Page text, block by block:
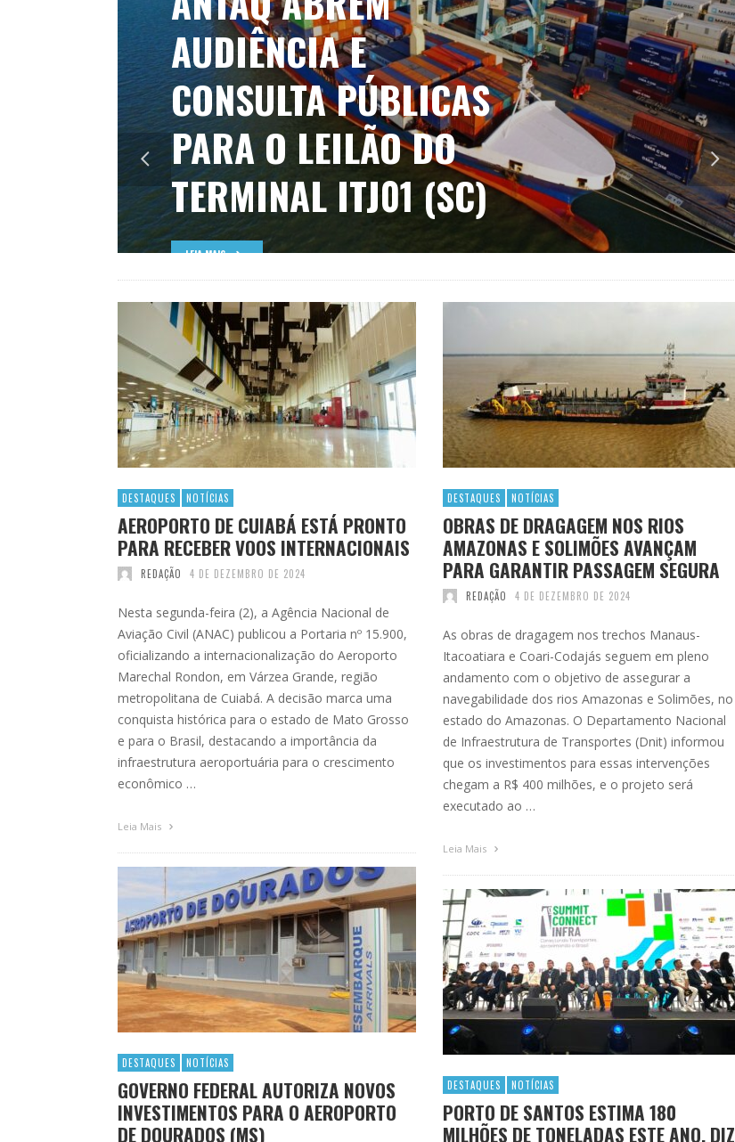
AUDIÊNCIA E
CONSULTA PÚBLICAS
PARA O LEILÃO DO
TERMINAL ITJ01 (SC)
LEIA MAIS
DESTAQUES NOTÍCIAS
AEROPORTO DE CUIABÁ ESTÁ PRONTO
PARA RECEBER VOOS INTERNACIONAIS
REDAÇÃO 4 DE DEZEMBRO DE 2024
Nesta segunda-feira (2), a Agência Nacional de
Aviação Civil (ANAC) publicou a Portaria nº 15.900,
oficializando a internacionalização do Aeroporto
Marechal Rondon, em Várzea Grande, região
metropolitana de Cuiabá. A decisão marca uma
conquista histórica para o estado de Mato Grosso
e para o Brasil, destacando a importância da
infraestrutura aeroportuária para o crescimento
econômico …
Leia Mais
DESTAQUES NOTÍCIAS
OBRAS DE DRAGAGEM NOS RIOS
AMAZONAS E SOLIMÕES AVANÇAM
PARA GARANTIR PASSAGEM SEGURA
REDAÇÃO 4 DE DEZEMBRO DE 2024
As obras de dragagem nos trechos Manaus-
Itacoatiara e Coari-Codajás seguem em pleno
andamento com o objetivo de assegurar a
navegabilidade dos rios Amazonas e Solimões, no
estado do Amazonas. O Departamento Nacional
de Infraestrutura de Transportes (Dnit) informou
que os investimentos para essas intervenções
chegam a R$ 400 milhões, e o projeto será
executado ao …
Leia Mais
DESTAQUES NOTÍCIAS
GOVERNO FEDERAL AUTORIZA NOVOS
INVESTIMENTOS PARA O AEROPORTO
DE DOURADOS (MS)
DESTAQUES NOTÍCIAS
PORTO DE SANTOS ESTIMA 180
MILHÕES DE TONELADAS ESTE ANO, DIZ